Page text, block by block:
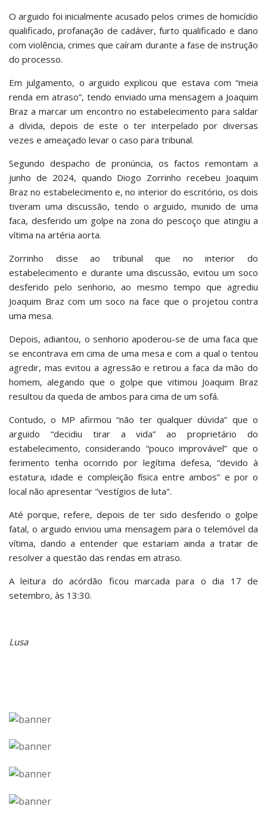
O arguido foi inicialmente acusado pelos crimes de homicídio
qualificado, profanação de cadáver, furto qualificado e dano
com violência, crimes que caíram durante a fase de instrução
do processo.
Em julgamento, o arguido explicou que estava com “meia
renda em atraso”, tendo enviado uma mensagem a Joaquim
Braz a marcar um encontro no estabelecimento para saldar
a dívida, depois de este o ter interpelado por diversas
vezes e ameaçado levar o caso para tribunal.
Segundo despacho de pronúncia, os factos remontam a
junho de 2024, quando Diogo Zorrinho recebeu Joaquim
Braz no estabelecimento e, no interior do escritório, os dois
tiveram uma discussão, tendo o arguido, munido de uma
faca, desferido um golpe na zona do pescoço que atingiu a
vítima na artéria aorta.
Zorrinho disse ao tribunal que no interior do
estabelecimento e durante uma discussão, evitou um soco
desferido pelo senhorio, ao mesmo tempo que agrediu
Joaquim Braz com um soco na face que o projetou contra
uma mesa.
Depois, adiantou, o senhorio apoderou-se de uma faca que
se encontrava em cima de uma mesa e com a qual o tentou
agredir, mas evitou a agressão e retirou a faca da mão do
homem, alegando que o golpe que vitimou Joaquim Braz
resultou da queda de ambos para cima de um sofá.
Contudo, o MP afirmou “não ter qualquer dúvida” que o
arguido “decidiu tirar a vida” ao proprietário do
estabelecimento, considerando “pouco improvável” que o
ferimento tenha ocorrido por legítima defesa, “devido à
estatura, idade e compleição física entre ambos” e por o
local não apresentar "vestígios de luta".
Até porque, refere, depois de ter sido desferido o golpe
fatal, o arguido enviou uma mensagem para o telemóvel da
vítima, dando a entender que estariam ainda a tratar de
resolver a questão das rendas em atraso.
A leitura do acórdão ficou marcada para o dia 17 de
setembro, às 13:30.
Lusa